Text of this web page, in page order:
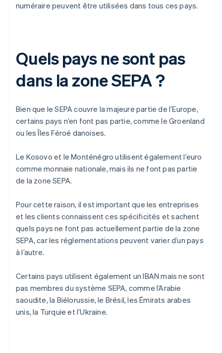
numéraire peuvent être utilisées dans tous ces pays.
Quels pays ne sont pas
dans la zone SEPA ?
Bien que le SEPA couvre la majeure partie de l’Europe,
certains pays n’en font pas partie, comme le Groenland
ou les Îles Féroé danoises.
Le Kosovo et le Monténégro utilisent également l’euro
comme monnaie nationale, mais ils ne font pas partie
de la zone SEPA.
Pour cette raison, il est important que les entreprises
et les clients connaissent ces spécificités et sachent
quels pays ne font pas actuellement partie de la zone
SEPA, car les réglementations peuvent varier d’un pays
à l’autre.
Certains pays utilisent également un IBAN mais ne sont
pas membres du système SEPA, comme l’Arabie
saoudite, la Biélorussie, le Brésil, les Émirats arabes
unis, la Turquie et l’Ukraine.